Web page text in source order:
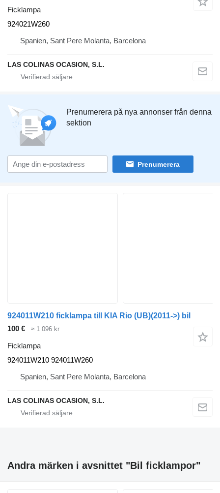
Ficklampa
924021W260
Spanien, Sant Pere Molanta, Barcelona
LAS COLINAS OCASION, S.L.
Prenumerera på nya annonser från denna
sektion
Prenumerera
924011W210 ficklampa till KIA Rio (UB)(2011->) bil
100 €
≈ 1 096 kr
Ficklampa
924011W210 924011W260
Spanien, Sant Pere Molanta, Barcelona
LAS COLINAS OCASION, S.L.
Andra märken i avsnittet "Bil ficklampor"